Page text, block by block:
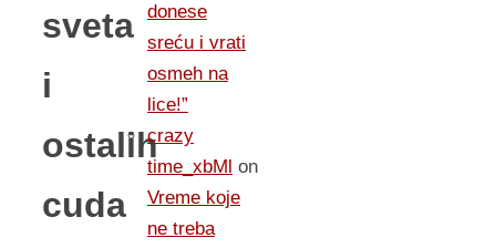
sveta
i
ostalih
cuda
donese
sreću i vrati
osmeh na
lice!”
crazy
time_xbMl on
Vreme koje
ne treba